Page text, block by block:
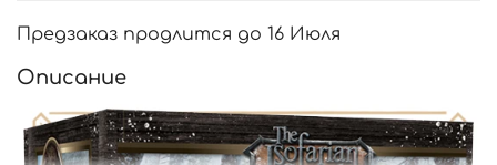
Предзаказ продлится до 16 Июля
Описание